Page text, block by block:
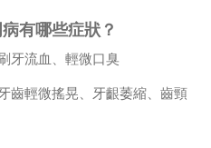
有哪些症狀？
牙流血、輕微口臭
齒輕微搖晃、牙齦萎縮、齒頸